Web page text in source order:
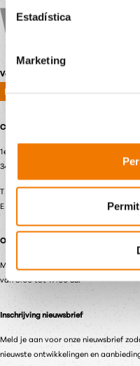
Estadística
Marketing
Volg ons
Contactgegevens
1e Industrieweg 8
3411 MG Lopik, Nederland
T
E
Openingstijden
Maandag t/m vrijdag
van 8:00 tot 17:00 uur
Inschrijving nieuwsbrief
Meld je aan voor onze nieuwsbrief
nieuwste ontwikkelingen en